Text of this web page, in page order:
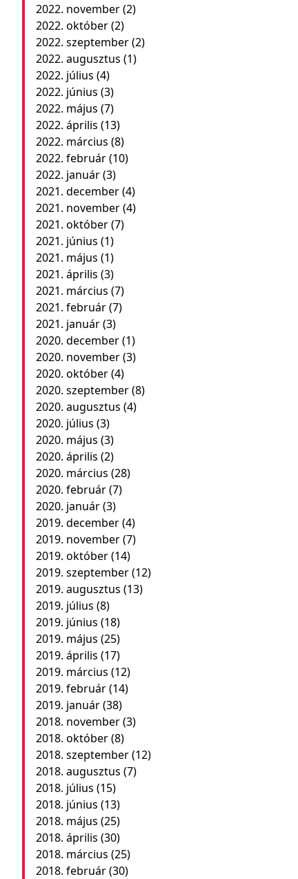
2022. november(2)
2022. október(2)
2022. szeptember(2)
2022. augusztus (1)
2022. július (4)
2022. június (3)
2022. május (7)
2022. április (13)
2022. március (8)
2022. február(10)
2022. január(3)
2021. december(4)
2021. november(4)
2021. október(7)
2021. június (1)
2021. május (1)
2021. április (3)
2021. március (7)
2021. február(7)
2021. január(3)
2020. december(1)
2020. november(3)
2020. október(4)
2020. szeptember(8)
2020. augusztus (4)
2020. július (3)
2020. május (3)
2020. április (2)
2020. március (28)
2020. február(7)
2020. január(3)
2019. december(4)
2019. november(7)
2019. október(14)
2019. szeptember(12)
2019. augusztus (13)
2019. július (8)
2019. június (18)
2019. május (25)
2019. április (17)
2019. március (12)
2019. február(14)
2019. január(38)
2018. november(3)
2018. október(8)
2018. szeptember(12)
2018. augusztus (7)
2018. július (15)
2018. június (13)
2018. május (25)
2018. április (30)
2018. március (25)
2018. február(30)